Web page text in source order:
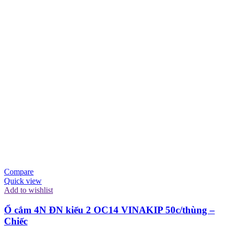
Compare
Quick view
Add to wishlist
Ổ cắm 4N ĐN kiểu 2 OC14 VINAKIP 50c/thùng –
Chiếc